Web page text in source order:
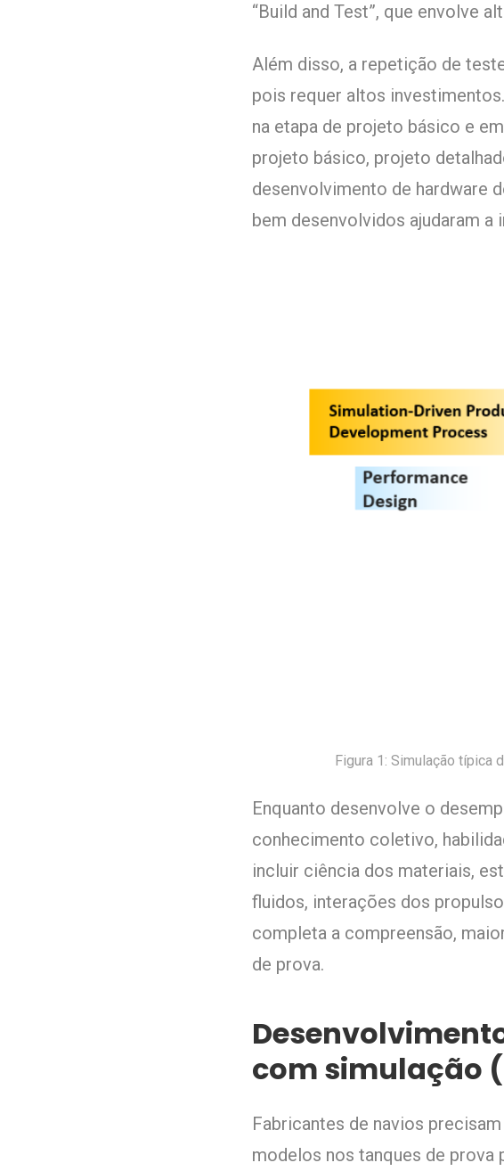
“Build and Test”, que envolve
Além disso, a repetição de
pois requer altos
na etapa de projeto básico e
projeto básico, projeto
desenvolvimento de hardware
bem desenvolvidos ajudaram
Figura 1: Simulação típica
Enquanto desenvolve o
conhecimento coletivo,
incluir ciência dos materiais,
fluidos, interações dos
completa a compreensão,
de prova.
com simulação
Fabricantes de navios
modelos nos tanques de